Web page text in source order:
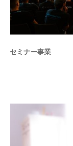
セミナー事業